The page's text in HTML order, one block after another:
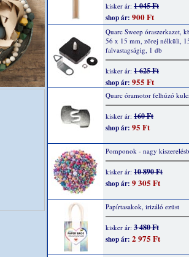
kisker ár: 1 045 Ft
shop ár: 900 Ft
Quarc Sweep óraszerkazet,
56 x 15 mm, zörej nélküli,
falvastagságig, 1 db
kisker ár: 1 625 Ft
shop ár: 955 Ft
Quarc óramotor felhúzó
kisker ár: 160 Ft
shop ár: 95 Ft
Pomponok - nagy
kisker ár: 10 890 Ft
shop ár: 9 305 Ft
Papírtasakok, irizáló ezüst
kisker ár: 3 480 Ft
shop ár: 2 975 Ft